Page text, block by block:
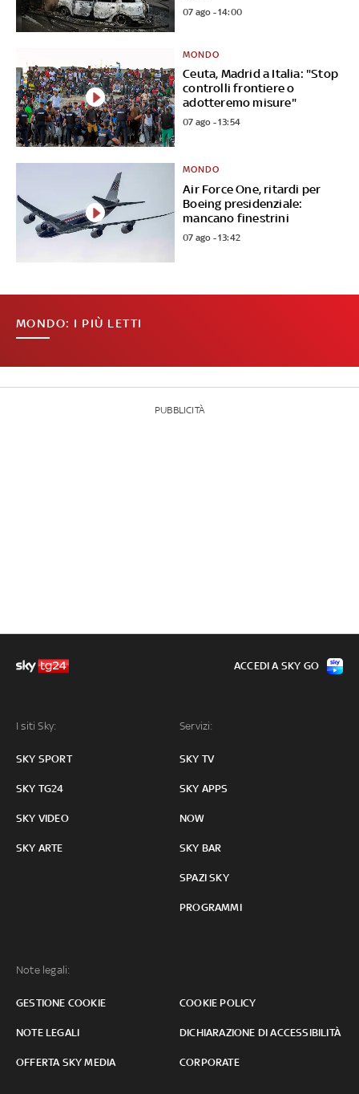
07 ago - 14:00
Ceuta, Madrid a Italia: "Stop
controlli frontiere o
adotteremo misure"
MONDO
07 ago - 13:54
Air Force One, ritardi per
Boeing presidenziale:
mancano finestrini
MONDO
07 ago - 13:42
MONDO: I PIÙ LETTI
PUBBLICITÀ
I siti Sky:
SKY SPORT
SKY TG24
SKY VIDEO
SKY ARTE
Servizi:
SKY TV
SKY APPS
NOW
SKY BAR
SPAZI SKY
PROGRAMMI
Note legali:
GESTIONE COOKIE COOKIE POLICY
NOTE LEGALI DICHIARAZIONE DI ACCESSIBILITÀ
OFFERTA SKY MEDIA CORPORATE
ACCEDI A SKY GO